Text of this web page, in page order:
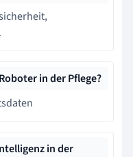
in der Pflege?
in der